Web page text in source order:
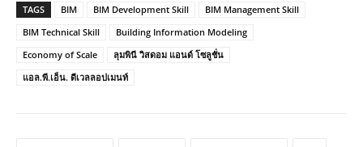
TAGS BIM BIM Development Skill
BIM Management Skill
BIM Technical Skill
Building Information Modeling
Economy of Scale
ลุมพินี วิสดอม แอนด์ โซลูชั่น
แอล.พี.เอ็น. ดีเวลลอปเมนท์